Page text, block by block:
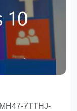
7TTHJ-